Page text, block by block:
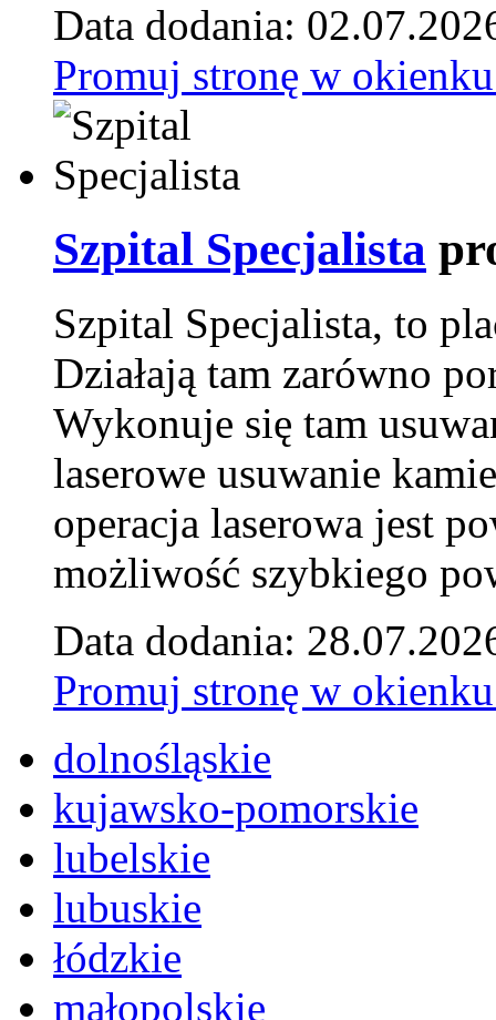
Data dodania:
Promuj stronę w
Szpital Specjalista
Szpital Specjalista, to
Działają tam zarówno
Wykonuje się tam
laserowe usuwanie
operacja laserowa jest
możliwość szybkiego
Data dodania:
Promuj stronę w
dolnośląskie
kujawsko-pomorskie
lubelskie
lubuskie
łódzkie
małopolskie